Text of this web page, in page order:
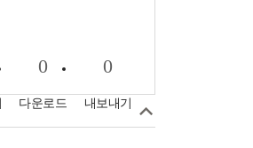
0
다운로드
0
내보내기